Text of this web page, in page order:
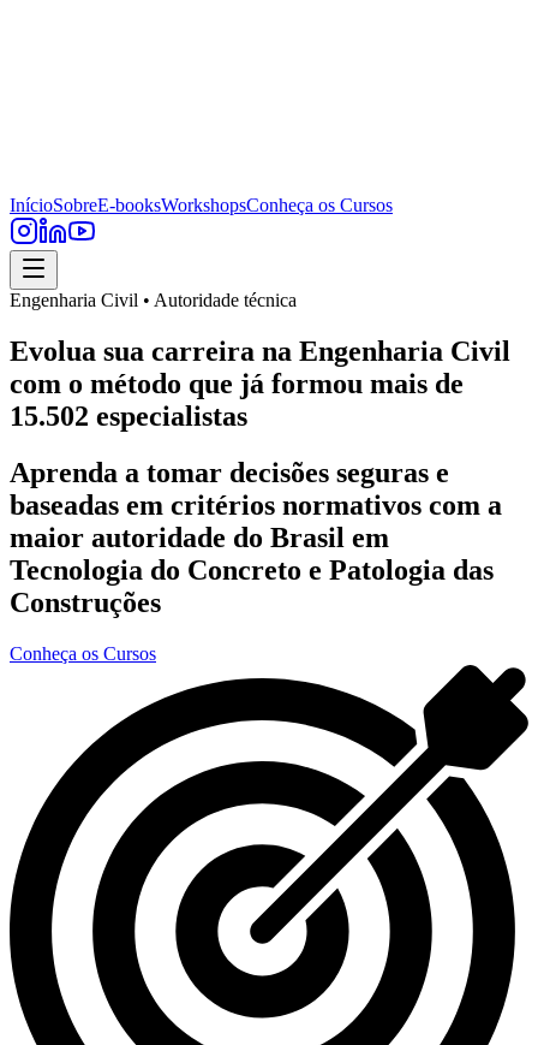
InícioSobreE-booksWorkshopsConheça os Cursos
Engenharia Civil • Autoridade técnica
Evolua sua carreira na Engenharia Civil
com o método que já formou mais de
15.502 especialistas
Aprenda a tomar decisões seguras e
baseadas em critérios normativos com a
maior autoridade do Brasil em
Tecnologia do Concreto e Patologia das
Construções
Conheça os Cursos